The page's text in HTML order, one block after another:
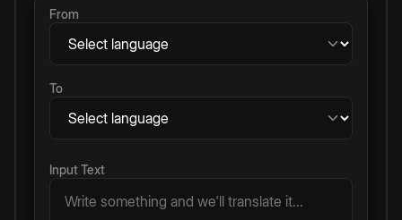
From
To
Input Text